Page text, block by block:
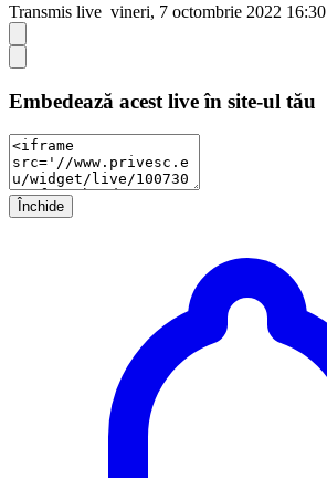
Transmis live vineri, 7 octombrie 2022 16:30
Embedează acest live în site-ul tău
Închide